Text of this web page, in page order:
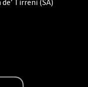
Tirreni (SA)